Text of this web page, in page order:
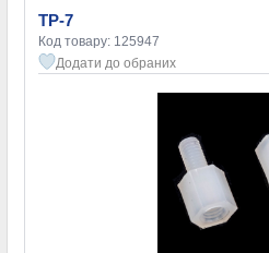
TP-7
Код товару: 125947
Додати до обраних